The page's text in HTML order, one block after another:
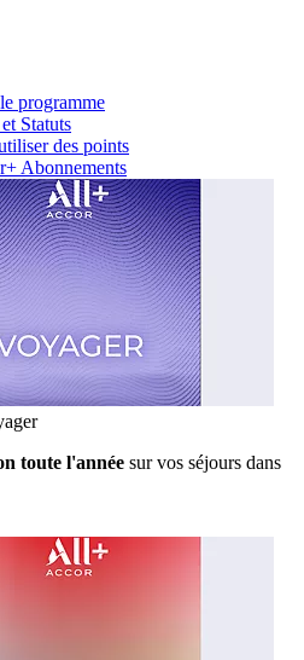
programme
Statuts
des points
Abonnements
toute l'année sur vos séjours dans